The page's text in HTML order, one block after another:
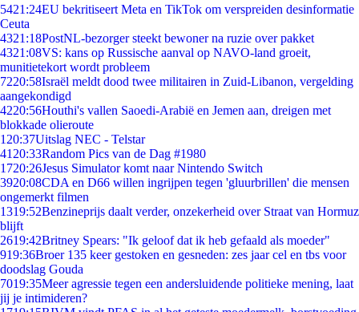
5421:24EU bekritiseert Meta en TikTok om verspreiden desinformatie
Ceuta
4321:18PostNL-bezorger steekt bewoner na ruzie over pakket
4321:08VS: kans op Russische aanval op NAVO-land groeit,
munitietekort wordt probleem
7220:58Israël meldt dood twee militairen in Zuid-Libanon, vergelding
aangekondigd
4220:56Houthi's vallen Saoedi-Arabië en Jemen aan, dreigen met
blokkade olieroute
1 20:37Uitslag NEC - Telstar
41 20:33Random Pics van de Dag #1980
1720:26Jesus Simulator komt naar Nintendo Switch
3920:08CDA en D66 willen ingrijpen tegen 'gluurbrillen' die mensen
ongemerkt filmen
1319:52Benzineprijs daalt verder, onzekerheid over Straat van Hormuz
blijft
2619:42Britney Spears: "Ik geloof dat ik heb gefaald als moeder"
919:36Broer 135 keer gestoken en gesneden: zes jaar cel en tbs voor
doodslag Gouda
7019:35Meer agressie tegen een andersluidende politieke mening, laat
jij je intimideren?